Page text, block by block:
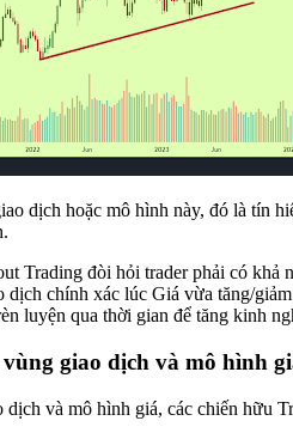
dịch hoặc mô hình này, đó là tín
Trading đòi hỏi trader phải có khả
dịch chính xác lúc Giá vừa tăng/
luyện qua thời gian để tăng kinh
giao dịch và mô hình
và mô hình giá, các chiến hữu